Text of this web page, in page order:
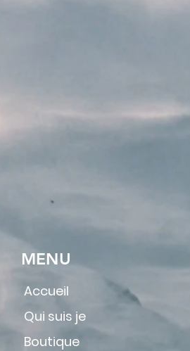
MENU
Accueil
Qui suis je
Boutique